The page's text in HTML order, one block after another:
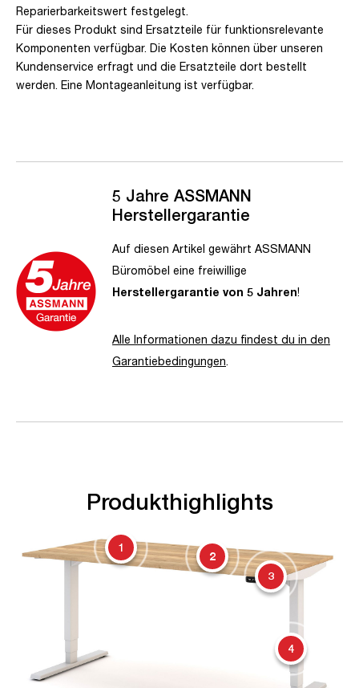
Reparierbarkeitswert festgelegt.
Für dieses Produkt sind Ersatzteile für funktionsrelevante
Komponenten verfügbar. Die Kosten können über unseren
Kundenservice erfragt und die Ersatzteile dort bestellt
werden. Eine Montageanleitung ist verfügbar.
5 Jahre ASSMANN
Herstellergarantie
Auf diesen Artikel gewährt ASSMANN
Büromöbel eine freiwillige
Herstellergarantie von 5 Jahren!
Alle Informationen dazu findest du in den
Garantiebedingungen.
Produkthighlights
1
2
3
4